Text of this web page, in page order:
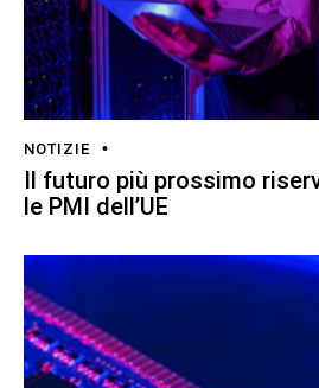
NOTIZIE
Il futuro più prossimo
le PMI dell’UE